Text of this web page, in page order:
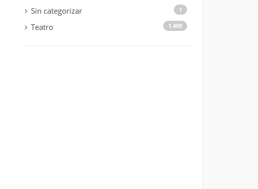
Sin categorizar 1
Teatro 1.400